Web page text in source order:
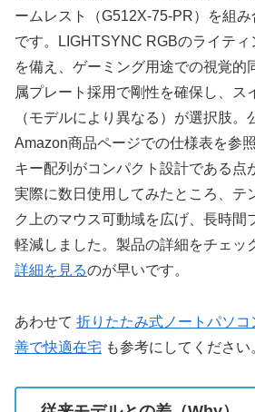
ームレスト（G512X-75-PR）を組
です。LIGHTSYNC RGBのライティ
を備え、ゲーミング用途での視覚的
属プレート採用で剛性を確保し、ス
（モデルにより異なる）が選択肢。
Amazon商品ページでの仕様表を参
キー配列がコンパクト設計である点
実際に数日使用してみたところ、テ
ク上のマウス可動域を広げ、長時間
軽減しました。製品の詳細をチェッ
詳細を見るのが早いです。
あわせて 折りたたみ式ノートパソ
善で快適在宅 も参考にしてください